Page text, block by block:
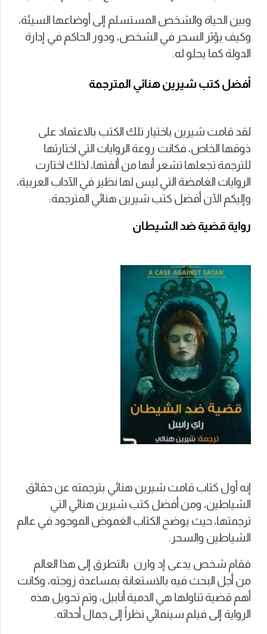
وبين الحياة والشخص المستسلم إلى أوضاعها السيئة،
وكيف يؤثر السحر في الشخص، ودور الحاكم في إدارة
الدولة كما يحلو له.
أفضل كتب شيرين هنائي المترجمة
لقد قامت شيرين باختيار تلك الكتب بالاعتماد على
ذوقها الخاص، فكانت روعة الروايات التي اختارتها
للترجمة تجعلها تشعر أنها من ألفتها، لذلك اختارت
الروايات الغامضة التي ليس لها نظير في الآداب العربية،
وإليكم الآن أفضل كتب شيرين هنائي المترجمة:
رواية قضية ضد الشيطان
إنه أول كتاب قامت شيرين هنائي بترجمته عن حقائق
الشياطين، ومن أفضل كتب شيرين هنائي التي
ترجمتها، حيث يوضح الكتاب الغموض الموجود في عالم
الشياطين والسحر.
فقام شخص يدعى إد وارن بالتطرق إلى هذا العالم
من أجل البحث فيه بالاستعانة بمساعدة زوجته، وكانت
أهم قضية تناولها هي الدمية أنابيل، وتم تحويل هذه
الرواية إلى فيلم سينمائي نظراً إلى جمال أحداثه.